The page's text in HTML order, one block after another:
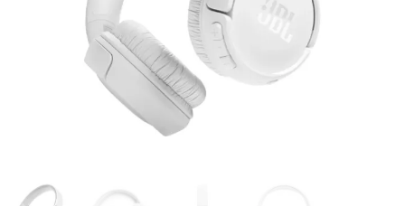
Pomoć pri kupovini
Kupovina na rate
Sve je lakše kad se podijeli!